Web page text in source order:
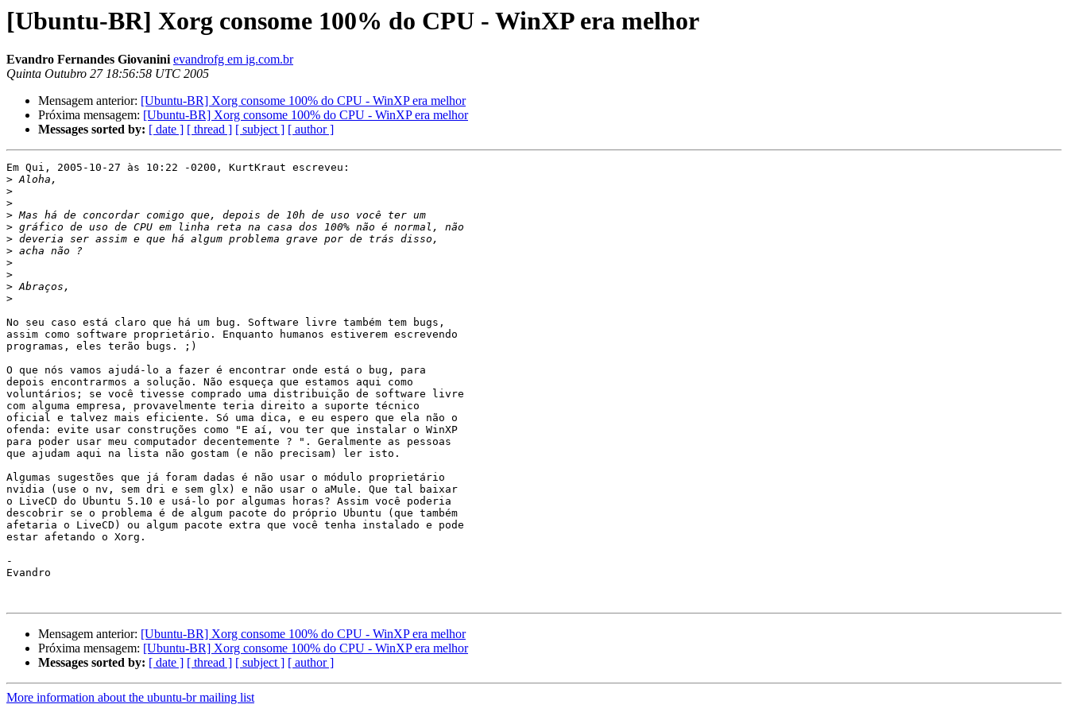
[Ubuntu-BR] Xorg consome 100% do CPU - WinXP era melhor
Evandro Fernandes Giovanini evandrofg em ig.com.br
Quinta Outubro 27 18:56:58 UTC 2005
Mensagem anterior: [Ubuntu-BR] Xorg consome 100% do CPU - WinXP era melhor
Próxima mensagem: [Ubuntu-BR] Xorg consome 100% do CPU - WinXP era melhor
Messages sorted by: [ date ] [ thread ] [ subject ] [ author ]
Em Qui, 2005-10-27 às 10:22 -0200, KurtKraut escreveu:
>
>
>
>
>
>
>
>
>
>
>
No seu caso está claro que há um bug. Software livre também tem bugs,
assim como software proprietário. Enquanto humanos estiverem escrevendo
programas, eles terão bugs. ;)
O que nós vamos ajudá-lo a fazer é encontrar onde está o bug, para
depois encontrarmos a solução. Não esqueça que estamos aqui como
voluntários; se você tivesse comprado uma distribuição de software livre
com alguma empresa, provavelmente teria direito a suporte técnico
oficial e talvez mais eficiente. Só uma dica, e eu espero que ela não o
ofenda: evite usar construções como "E aí, vou ter que instalar o WinXP
para poder usar meu computador decentemente ? ". Geralmente as pessoas
que ajudam aqui na lista não gostam (e não precisam) ler isto.
Algumas sugestões que já foram dadas é não usar o módulo proprietário
nvidia (use o nv, sem dri e sem glx) e não usar o aMule. Que tal baixar
o LiveCD do Ubuntu 5.10 e usá-lo por algumas horas? Assim você poderia
descobrir se o problema é de algum pacote do próprio Ubuntu (que também
afetaria o LiveCD) ou algum pacote extra que você tenha instalado e pode
estar afetando o Xorg.
-
Evandro
Mensagem anterior: [Ubuntu-BR] Xorg consome 100% do CPU - WinXP era melhor
Próxima mensagem: [Ubuntu-BR] Xorg consome 100% do CPU - WinXP era melhor
Messages sorted by: [ date ] [ thread ] [ subject ] [ author ]
More information about the ubuntu-br mailing list